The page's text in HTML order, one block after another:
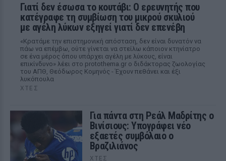
Γιατί δεν έσωσα το κουτάβι: Ο ερευνητής που
κατέγραφε τη συμβίωση του μικρού σκυλιού
με αγέλη λύκων εξηγεί γιατί δεν επενέβη
«Κρατάμε την επιστημονική απόσταση, δεν είναι δυνατόν να
πάω να επέμβω, ούτε γίνεται να στείλω κάποιον κτηνίατρο
σε ένα μέρος όπου υπάρχει αγέλη με λύκους, είναι
επικίνδυνο» λέει στο protothema.gr ο διδάκτορας ζωολογίας
του ΑΠΘ, Θεόδωρος Κομηνός - Έχουν πεθάνει και έξι
λυκόπουλα
ΧΤΕΣ
Για πάντα στη Ρεάλ Μαδρίτης ο
Βινίσιους: Υπογράφει νέο
εξαετές συμβόλαιο ο
Βραζιλιάνος
ΧΤΕΣ